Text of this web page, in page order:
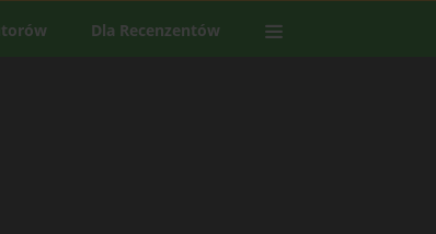
Dla Recenzentów